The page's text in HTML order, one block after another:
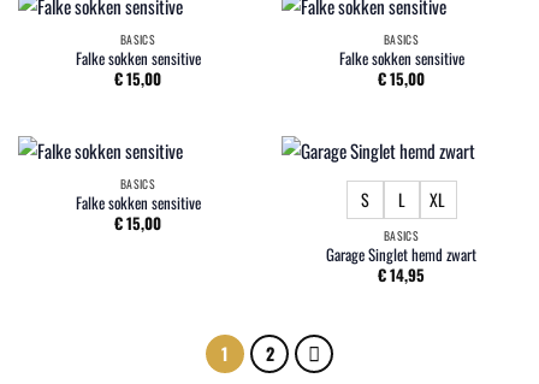
BASICS
Falke sokken sensitive
€15,00
BASICS
Falke sokken sensitive
€15,00
BASICS
Falke sokken sensitive
€15,00
S L XL
BASICS
Garage Singlet hemd zwart
€14,95
1 2